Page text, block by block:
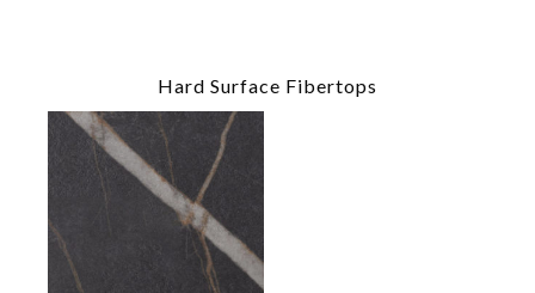
Hard Surface Fibertops